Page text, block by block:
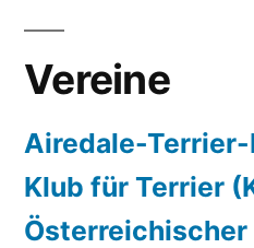
Vereine
Airedale-
Klub für Terrier
Österreichischer